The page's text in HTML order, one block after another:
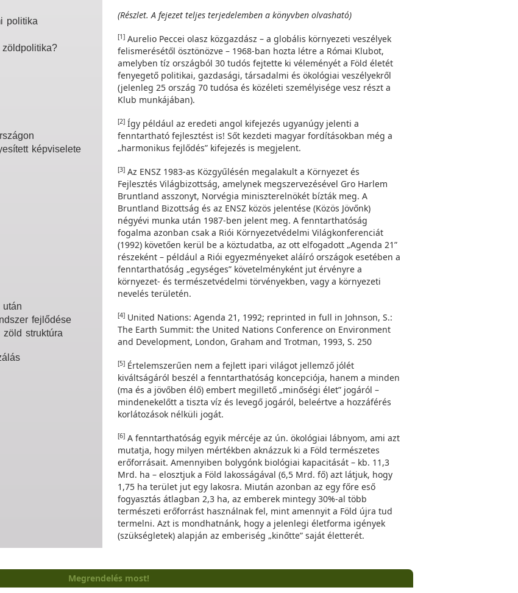
politika
képviselete
fejlődése
zöld struktúra
(Részlet. A fejezet teljes terjedelemben a könyvben olvasható)
[1] Aurelio Peccei olasz közgazdász – a globális környezeti veszélyek
felismerésétől ösztönözve – 1968-ban hozta létre a Római Klubot,
amelyben tíz országból 30 tudós fejtette ki véleményét a Föld életét
fenyegető politikai, gazdasági, társadalmi és ökológiai veszélyekről
(jelenleg 25 ország 70 tudósa és közéleti személyisége vesz részt a
Klub munkájában).
[2] Így például az eredeti angol kifejezés ugyanúgy jelenti a
fenntartható fejlesztést is! Sőt kezdeti magyar fordításokban még a
„harmonikus fejlődés” kifejezés is megjelent.
[3] Az ENSZ 1983-as Közgyűlésén megalakult a Környezet és
Fejlesztés Világbizottság, amelynek megszervezésével Gro Harlem
Bruntland asszonyt, Norvégia miniszterelnökét bízták meg. A
Bruntland Bizottság és az ENSZ közös jelentése (Közös Jövőnk)
négyévi munka után 1987-ben jelent meg. A fenntarthatóság
fogalma azonban csak a Riói Környezetvédelmi Világkonferenciát
(1992) követően kerül be a köztudatba, az ott elfogadott „Agenda 21”
részeként – például a Riói egyezményeket aláíró országok esetében a
fenntarthatóság „egységes” követelményként jut érvényre a
környezet- és természetvédelmi törvényekben, vagy a környezeti
nevelés területén.
[4] United Nations: Agenda 21, 1992; reprinted in full in Johnson, S.:
The Earth Summit: the United Nations Conference on Environment
and Development, London, Graham and Trotman, 1993, S. 250
[5] Értelemszerűen nem a fejlett ipari világot jellemző jólét
kiváltságáról beszél a fenntarthatóság koncepciója, hanem a minden
(ma és a jövőben élő) embert megillető „minőségi élet” jogáról –
mindenekelőtt a tiszta víz és levegő jogáról, beleértve a hozzáférés
korlátozások nélküli jogát.
[6] A fenntarthatóság egyik mércéje az ún. ökológiai lábnyom, ami azt
mutatja, hogy milyen mértékben aknázzuk ki a Föld természetes
erőforrásait. Amennyiben bolygónk biológiai kapacitását – kb. 11,3
Mrd. ha – elosztjuk a Föld lakosságával (6,5 Mrd. fő) azt látjuk, hogy
1,75 ha terület jut egy lakosra. Miután azonban az egy főre eső
fogyasztás átlagban 2,3 ha, az emberek mintegy 30%-al több
természeti erőforrást használnak fel, mint amennyit a Föld újra tud
termelni. Azt is mondhatnánk, hogy a jelenlegi életforma igények
(szükségletek) alapján az emberiség „kinőtte” saját életterét.
Megrendelés most!